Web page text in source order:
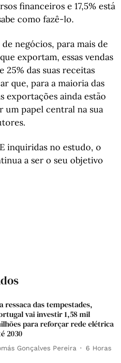
financeiros e 17,5% está
como fazê-lo.
negócios, para mais de
exportam, essas vendas
25% das suas receitas
que, para a maioria das
exportações ainda estão
um papel central na sua
inquiridas no estudo, o
a ser o seu objetivo
ressaca das tempestades,
vai investir 1,58 mil
para reforçar rede elétrica
2030
Gonçalves Pereira 6 Horas